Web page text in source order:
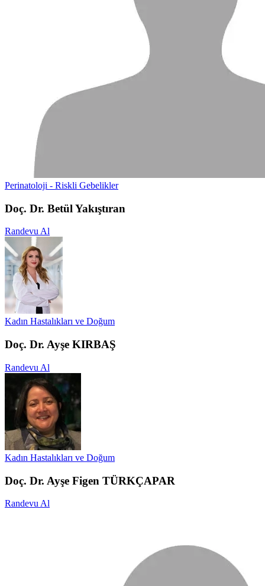
Perinatoloji - Riskli Gebelikler
Doç. Dr. Betül Yakıştıran
Randevu Al
Kadın Hastalıkları ve Doğum
Doç. Dr. Ayşe KIRBAŞ
Randevu Al
Kadın Hastalıkları ve Doğum
Doç. Dr. Ayşe Figen TÜRKÇAPAR
Randevu Al